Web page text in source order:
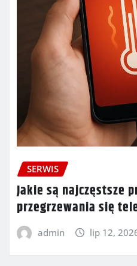
SERWIS
Jakie są najczęstsze
przegrzewania się
admin lip 12,